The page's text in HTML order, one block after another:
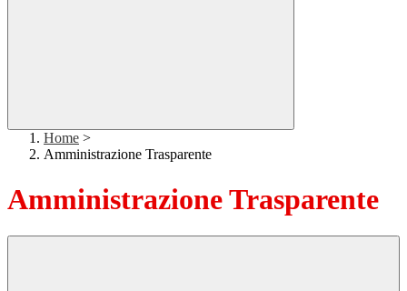
Home >
Amministrazione Trasparente
Amministrazione Trasparente